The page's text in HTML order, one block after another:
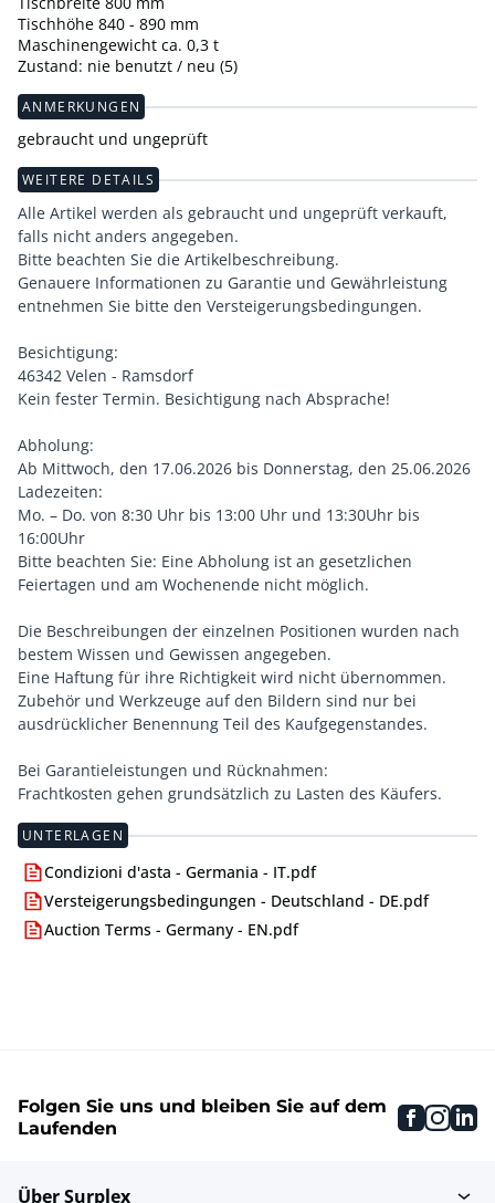
Tischhöhe 840 - 890 mm
Maschinengewicht ca. 0,3 t
Zustand: nie benutzt / neu (5)
ANMERKUNGEN
gebraucht und ungeprüft
WEITERE DETAILS
Alle Artikel werden als gebraucht und ungeprüft verkauft,
falls nicht anders angegeben.
Bitte beachten Sie die Artikelbeschreibung.
Genauere Informationen zu Garantie und Gewährleistung
entnehmen Sie bitte den Versteigerungsbedingungen.
Besichtigung:
46342 Velen - Ramsdorf
Kein fester Termin. Besichtigung nach Absprache!
Abholung:
Ab Mittwoch, den 17.06.2026 bis Donnerstag, den 25.06.2026
Ladezeiten:
Mo. – Do. von 8:30 Uhr bis 13:00 Uhr und 13:30Uhr bis
16:00Uhr
Bitte beachten Sie: Eine Abholung ist an gesetzlichen
Feiertagen und am Wochenende nicht möglich.
Die Beschreibungen der einzelnen Positionen wurden nach
bestem Wissen und Gewissen angegeben.
Eine Haftung für ihre Richtigkeit wird nicht übernommen.
Zubehör und Werkzeuge auf den Bildern sind nur bei
ausdrücklicher Benennung Teil des Kaufgegenstandes.
Bei Garantieleistungen und Rücknahmen:
Frachtkosten gehen grundsätzlich zu Lasten des Käufers.
UNTERLAGEN
Condizioni d'asta - Germania - IT.pdf
Versteigerungsbedingungen - Deutschland - DE.pdf
Auction Terms - Germany - EN.pdf
Folgen Sie uns und bleiben Sie auf dem
Laufenden
Über Surplex